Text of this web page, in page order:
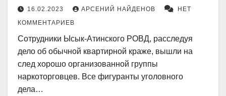
16.02.2023 АРСЕНИЙ НАЙДЕНОВ
НЕТ
КОММЕНТАРИЕВ
Сотрудники Ысык-Атинского РОВД, расследуя
дело об обычной квартирной краже, вышли на
след хорошо организованной группы
наркоторговцев. Все фигуранты уголовного
дела…